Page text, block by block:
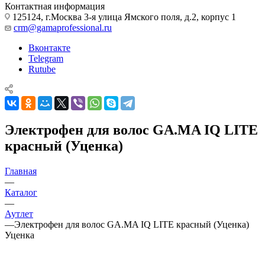
Контактная информация
125124, г.Москва 3-я улица Ямского поля, д.2, корпус 1
crm@gamaprofessional.ru
Вконтакте
Telegram
Rutube
Электрофен для волос GA.MA IQ LITE
красный (Уценка)
Главная
—
Каталог
—
Аутлет
—Электрофен для волос GA.MA IQ LITE красный (Уценка)
Уценка